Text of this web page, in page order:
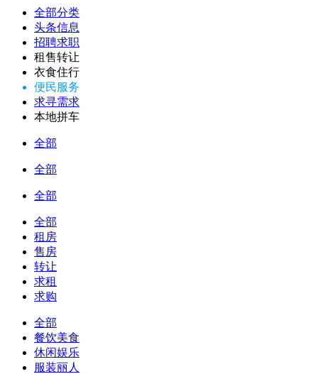
全部分类
头条信息
招聘求职
租售转让
衣食住行
便民服务
求寻需求
本地拼车
全部
全部
全部
全部
租房
售房
转让
求租
求购
全部
餐饮美食
休闲娱乐
服装丽人